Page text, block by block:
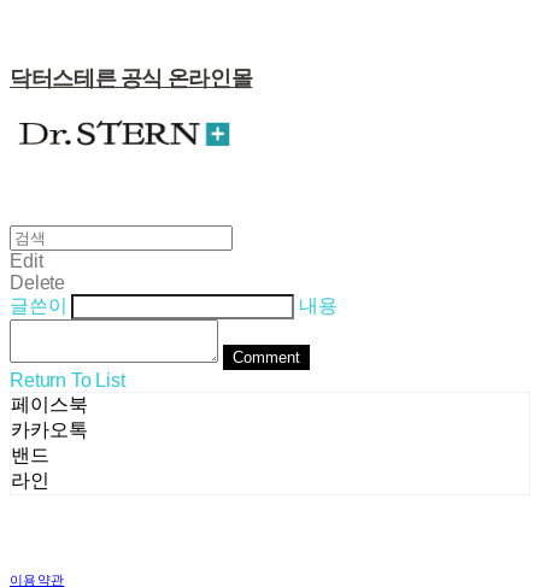
닥터스테른 공식 온라인몰
Edit
Delete
글쓴이
내용
Comment
Return To List
페이스북
카카오톡
밴드
라인
이용약관